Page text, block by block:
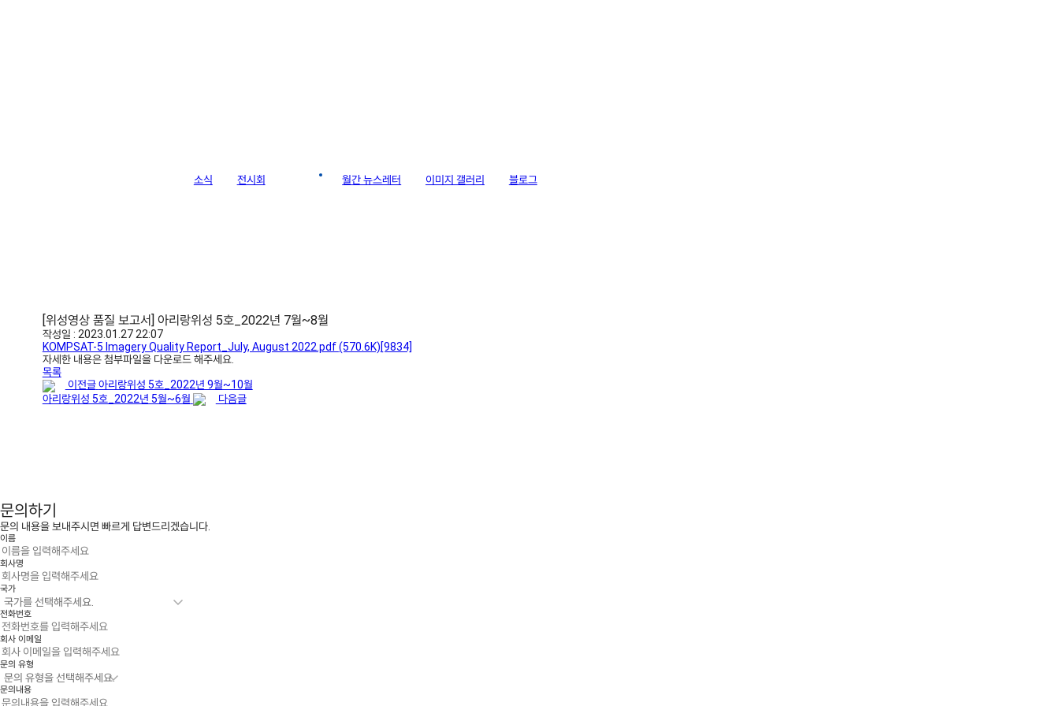
소식 전시회 월간 뉴스레터 이미지 갤러리 블로그
[위성영상 품질 보고서] 아리랑위성 5호_2022년 7월~8월
작성일 : 2023.01.27 22:07
KOMPSAT-5 Imagery Quality Report_July, August 2022.pdf(570.6K)[9834]
자세한 내용은 첨부파일을 다운로드 해주세요.
목록
이전글 아리랑위성 5호_2022년 9월~10월
아리랑위성 5호_2022년 5월~6월
다음글
문의하기
문의 내용을 보내주시면 빠르게 답변드리겠습니다.
이름
회사명
국가
전화번호
회사 이메일
문의 유형
문의내용